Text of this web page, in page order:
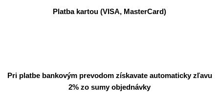
Platba kartou (VISA, MasterCard)
Pri platbe bankovým prevodom získavate automaticky zľavu
2% zo sumy objednávky